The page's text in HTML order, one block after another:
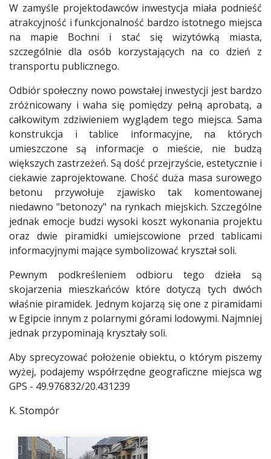
W zamyśle projektodawców inwestycja miała podnieść
atrakcyjność i funkcjonalność bardzo istotnego miejsca
na mapie Bochni i stać się wizytówką miasta,
szczególnie dla osób korzystających na co dzień z
transportu publicznego.
Odbiór społeczny nowo powstałej inwestycji jest bardzo
zróżnicowany i waha się pomiędzy pełną aprobatą, a
całkowitym zdziwieniem wyglądem tego miejsca. Sama
konstrukcja i tablice informacyjne, na których
umieszczone są informacje o mieście, nie budzą
większych zastrzeżeń. Są dość przejrzyście, estetycznie i
ciekawie zaprojektowane. Chość duża masa surowego
betonu przywołuje zjawisko tak komentowanej
niedawno "betonozy" na rynkach miejskich. Szczególne
jednak emocje budzi wysoki koszt wykonania projektu
oraz dwie piramidki umiejscowione przed tablicami
informacyjnymi mające symbolizować kryształ soli.
Pewnym podkreśleniem odbioru tego dzieła są
skojarzenia mieszkańców które dotyczą tych dwóch
właśnie piramidek. Jednym kojarzą się one z piramidami
w Egipcie innym z polarnymi górami lodowymi. Najmniej
jednak przypominają kryształy soli.
Aby sprecyzować położenie obiektu, o którym piszemy
wyżej, podajemy współrzędne geograficzne miejsca wg
GPS - 49.976832/20.431239
K. Stompór